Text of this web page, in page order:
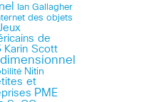
Ian Gallagher
des objets
de
Karin Scott
Nitin
et
PME